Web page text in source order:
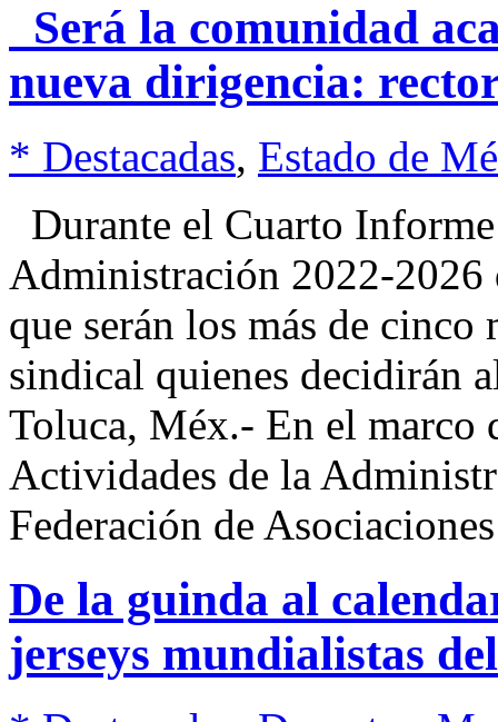
Será la comunidad
nueva dirigencia:
* Destacadas, Estado de
Durante el Cuarto
Administración 2022-
que serán los más de
sindical quienes
Toluca, Méx.- En el marco
Actividades de la
Federación de
De la guinda al
jerseys mundialistas